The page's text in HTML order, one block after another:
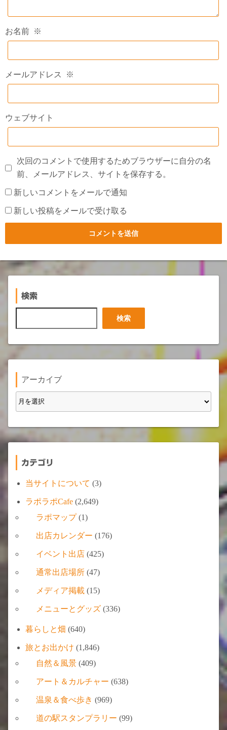
お名前 ※
メールアドレス ※
ウェブサイト
次回のコメントで使用するためブラウザーに自分の名
前、メールアドレス、サイトを保存する。
新しいコメントをメールで通知
新しい投稿をメールで受け取る
検索
索
検索
アーカイブ
カテゴリ
当サイトについて (3)
ラポラポCafe (2,649)
ラポマップ(1)
出店カレンダー (176)
イベント出店 (425)
通常出店場所 (47)
メディア掲載 (15)
メニューとグッズ (336)
暮らしと畑 (640)
旅とお出かけ (1,846)
自然＆風景 (409)
アート＆カルチャー (638)
温泉＆食べ歩き (969)
道の駅スタンプラリー (99)